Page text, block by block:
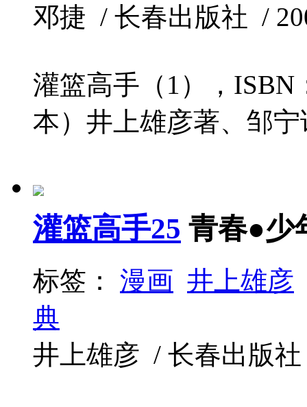
邓捷 / 长春出版社 /
灌篮高手（1），ISBN
本）井上雄彦著、邹
灌篮高手25 青春●少
标签： 漫画 井上雄彦
典
井上雄彦 / 长春出版